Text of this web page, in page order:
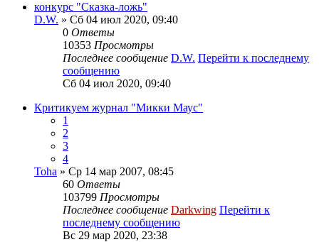
конкурс "Сказка-ложь"
D.W. » Сб 04 июл 2020, 09:40
0 Ответы
10353 Просмотры
Последнее сообщение D.W. Перейти к последнему
сообщению
Сб 04 июл 2020, 09:40
Критикуем журнал "Микки Маус"
1
2
3
4
Toha » Ср 14 мар 2007, 08:45
60 Ответы
103799 Просмотры
Последнее сообщение Darkwing Перейти к
последнему сообщению
Вс 29 мар 2020, 23:38